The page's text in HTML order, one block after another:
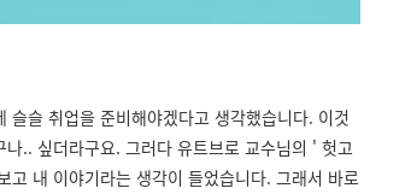
슬 취업을 준비해야겠다고 생각했습니다. 이것
.. 싶더라구요. 그러다 유트브로 교수님의 ' 헛고
내 이야기라는 생각이 들었습니다. 그래서 바로